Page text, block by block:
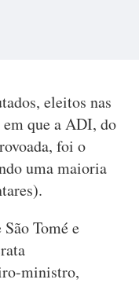
eleitos nas
que a ADI, do
foi o
uma maioria
Tomé e
ministro,